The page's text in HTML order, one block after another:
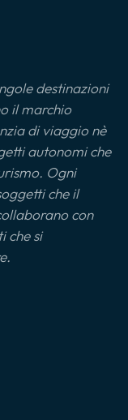
destinazioni
il marchio
di viaggio nè
autonomi che
Ogni
che il
con
che si